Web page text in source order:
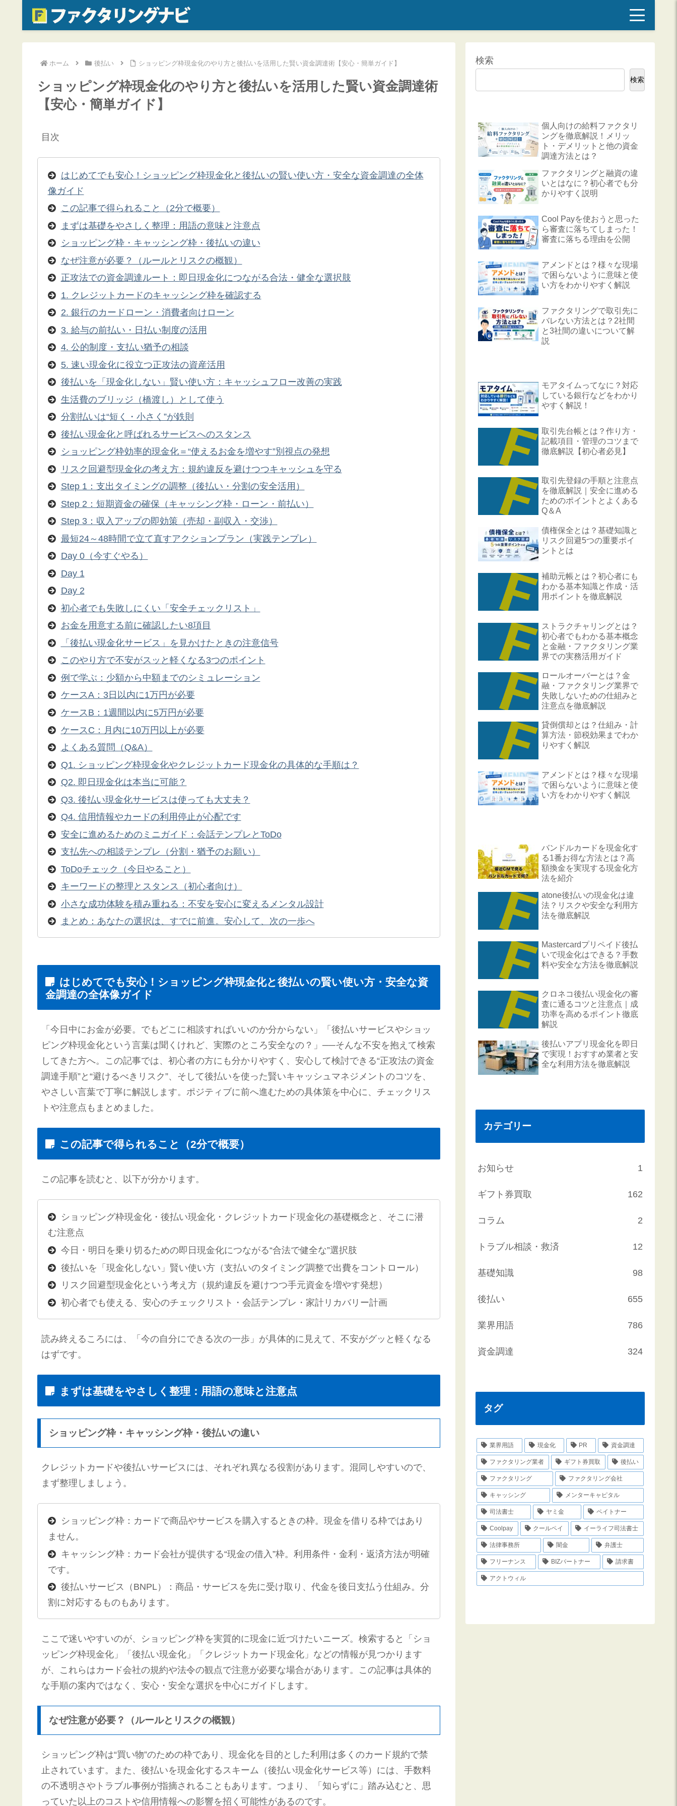
ホーム 後払い ショッピング枠現金化のやり方と後払いを活用した賢い資金調達術【安心・簡単ガイド】
ショッピング枠現金化のやり方と後払いを活用した賢い資金調達術
【安心・簡単ガイド】
目次
はじめてでも安心！ショッピング枠現金化と後払いの賢い使い方・安全な資金調達の全体
像ガイド
この記事で得られること（2分で概要）
まずは基礎をやさしく整理：用語の意味と注意点
ショッピング枠・キャッシング枠・後払いの違い
なぜ注意が必要？（ルールとリスクの概観）
正攻法での資金調達ルート：即日現金化につながる合法・健全な選択肢
1. クレジットカードのキャッシング枠を確認する
2. 銀行のカードローン・消費者向けローン
3. 給与の前払い・日払い制度の活用
4. 公的制度・支払い猶予の相談
5. 速い現金化に役立つ正攻法の資産活用
後払いを「現金化しない」賢い使い方：キャッシュフロー改善の実践
生活費のブリッジ（橋渡し）として使う
分割払いは“短く・小さく”が鉄則
後払い現金化と呼ばれるサービスへのスタンス
ショッピング枠効率的現金化＝“使えるお金を増やす”別視点の発想
リスク回避型現金化の考え方：規約違反を避けつつキャッシュを守る
Step 1：支出タイミングの調整（後払い・分割の安全活用）
Step 2：短期資金の確保（キャッシング枠・ローン・前払い）
Step 3：収入アップの即効策（売却・副収入・交渉）
最短24～48時間で立て直すアクションプラン（実践テンプレ）
Day 0（今すぐやる）
Day 1
Day 2
初心者でも失敗しにくい「安全チェックリスト」
お金を用意する前に確認したい8項目
「後払い現金化サービス」を見かけたときの注意信号
このやり方で不安がスッと軽くなる3つのポイント
例で学ぶ：少額から中額までのシミュレーション
ケースA：3日以内に1万円が必要
ケースB：1週間以内に5万円が必要
ケースC：月内に10万円以上が必要
よくある質問（Q&A）
Q1. ショッピング枠現金化やクレジットカード現金化の具体的な手順は？
Q2. 即日現金化は本当に可能？
Q3. 後払い現金化サービスは使っても大丈夫？
Q4. 信用情報やカードの利用停止が心配です
安全に進めるためのミニガイド：会話テンプレとToDo
支払先への相談テンプレ（分割・猶予のお願い）
ToDoチェック（今日やること）
キーワードの整理とスタンス（初心者向け）
小さな成功体験を積み重ねる：不安を安心に変えるメンタル設計
まとめ：あなたの選択は、すでに前進。安心して、次の一歩へ
はじめてでも安心！ショッピング枠現金化と後払いの賢い使い方・安全な資
金調達の全体像ガイド
「今日中にお金が必要。でもどこに相談すればいいのか分からない」「後払いサービスやショッ
ピング枠現金化という言葉は聞くけれど、実際のところ安全なの？」──そんな不安を抱えて検索
してきた方へ。この記事では、初心者の方にも分かりやすく、安心して検討できる“正攻法の資金
調達手順”と“避けるべきリスク”、そして後払いを使った賢いキャッシュマネジメントのコツを、
やさしい言葉で丁寧に解説します。ポジティブに前へ進むための具体策を中心に、チェックリス
トや注意点もまとめました。
この記事で得られること（2分で概要）
この記事を読むと、以下が分かります。
ショッピング枠現金化・後払い現金化・クレジットカード現金化の基礎概念と、そこに潜
む注意点
今日・明日を乗り切るための即日現金化につながる“合法で健全な”選択肢
後払いを「現金化しない」賢い使い方（支払いのタイミング調整で出費をコントロール）
リスク回避型現金化という考え方（規約違反を避けつつ手元資金を増やす発想）
初心者でも使える、安心のチェックリスト・会話テンプレ・家計リカバリー計画
読み終えるころには、「今の自分にできる次の一歩」が具体的に見えて、不安がグッと軽くなる
はずです。
まずは基礎をやさしく整理：用語の意味と注意点
ショッピング枠・キャッシング枠・後払いの違い
クレジットカードや後払いサービスには、それぞれ異なる役割があります。混同しやすいので、
まず整理しましょう。
ショッピング枠：カードで商品やサービスを購入するときの枠。現金を借りる枠ではあり
ません。
キャッシング枠：カード会社が提供する“現金の借入”枠。利用条件・金利・返済方法が明確
です。
後払いサービス（BNPL）：商品・サービスを先に受け取り、代金を後日支払う仕組み。分
割に対応するものもあります。
ここで迷いやすいのが、ショッピング枠を実質的に現金に近づけたいニーズ。検索すると「ショ
ッピング枠現金化」「後払い現金化」「クレジットカード現金化」などの情報が見つかります
が、これらはカード会社の規約や法令の観点で注意が必要な場合があります。この記事は具体的
な手順の案内ではなく、安心・安全な選択を中心にガイドします。
なぜ注意が必要？（ルールとリスクの概観）
ショッピング枠は“買い物”のための枠であり、現金化を目的とした利用は多くのカード規約で禁
止されています。また、後払いを現金化するスキーム（後払い現金化サービス等）には、手数料
の不透明さやトラブル事例が指摘されることもあります。つまり、「知らずに」踏み込むと、思
っていた以上のコストや信用情報への影響を招く可能性があるのです。
検索
検索
個人向けの給料ファクタリ
ングを徹底解説！メリッ
ト・デメリットと他の資金
調達方法とは？
ファクタリングと融資の違
いとはなに？初心者でも分
かりやすく説明
Cool Payを使おうと思った
ら審査に落ちてしまった！
審査に落ちる理由を公開
アメンドとは？様々な現場
で困らないように意味と使
い方をわかりやすく解説
ファクタリングで取引先に
バレない方法とは？2社間
と3社間の違いについて解
説
モアタイムってなに？対応
している銀行などをわかり
やすく解説！
取引先台帳とは？作り方・
記載項目・管理のコツまで
徹底解説【初心者必見】
取引先登録の手順と注意点
を徹底解説｜安全に進める
ためのポイントとよくある
Q＆A
債権保全とは？基礎知識と
リスク回避5つの重要ポイ
ントとは
補助元帳とは？初心者にも
わかる基本知識と作成・活
用ポイントを徹底解説
ストラクチャリングとは？
初心者でもわかる基本概念
と金融・ファクタリング業
界での実務活用ガイド
ロールオーバーとは？金
融・ファクタリング業界で
失敗しないための仕組みと
注意点を徹底解説
貸倒償却とは？仕組み・計
算方法・節税効果までわか
りやすく解説
アメンドとは？様々な現場
で困らないように意味と使
い方をわかりやすく解説
バンドルカードを現金化す
る1番お得な方法とは？高
額換金を実現する現金化方
法を紹介
atone後払いの現金化は違
法？リスクや安全な利用方
法を徹底解説
Mastercardプリペイド後払
いで現金化はできる？手数
料や安全な方法を徹底解説
クロネコ後払い現金化の審
査に通るコツと注意点｜成
功率を高めるポイント徹底
解説
後払いアプリ現金化を即日
で実現！おすすめ業者と安
全な利用方法を徹底解説
カテゴリー
お知らせ 1
ギフト券買取 162
コラム 2
トラブル相談・救済 12
基礎知識 98
後払い 655
業界用語 786
資金調達 324
タグ
業界用語 現金化 PR 資金調達
ファクタリング業者 ギフト券買取 後払い
ファクタリング ファクタリング会社
キャッシング メンターキャピタル
司法書士 ヤミ金 ペイトナー
Coolpay クールペイ イーライフ司法書士
法律事務所 闇金 弁護士
フリーナンス BIZパートナー 請求書
アクトウィル